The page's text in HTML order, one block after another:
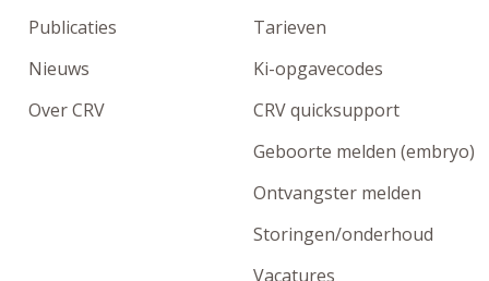
Publicaties
Nieuws
Over CRV
Tarieven
Ki-opgavecodes
CRV quicksupport
Geboorte melden (embryo)
Ontvangster melden
Storingen/onderhoud
Vacatures